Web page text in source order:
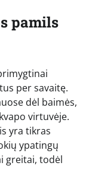
pamils
per savaitę.
dėl baimės,
virtuvėje.
yra tikras
ypatingų
greitai, todėl